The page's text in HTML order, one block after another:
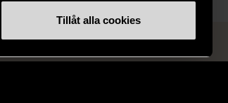
Tillåt alla cookies